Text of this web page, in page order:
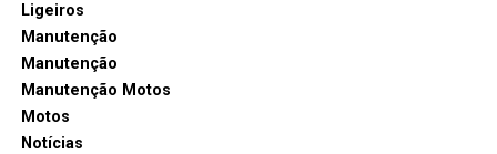
Ligeiros
Manutenção
Manutenção
Manutenção Motos
Motos
Notícias